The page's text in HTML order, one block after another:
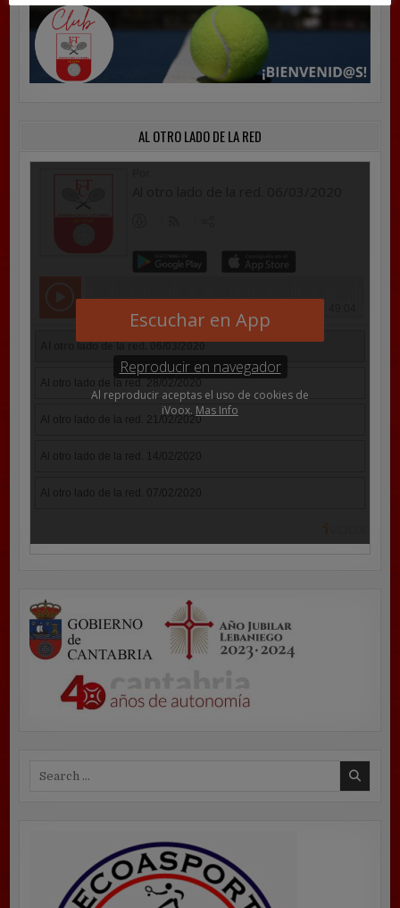
AL OTRO LADO DE LA RED